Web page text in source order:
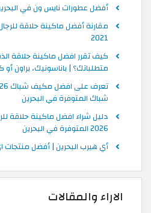
أفضل عطورات نايس ون في
مقارنة أفضل ماكينة حلاقة
2021
متطلباتك؟ | باناسونيك، براون
شباك المتوفرة في البحرين
دليل شراء افضل ماكينة حلاقة
2026 المتوفرة في البحرين
أي هيرب البحرين | أفضل
الاراء والمقالات